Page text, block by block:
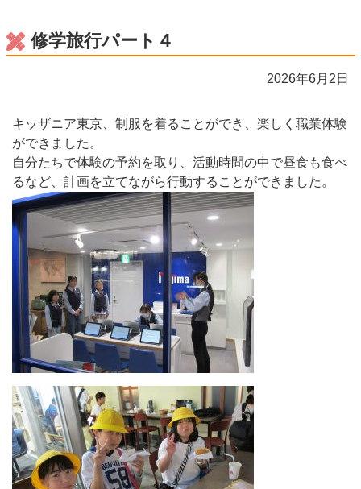
修学旅行パート４
2026年6月2日
キッザニア東京、制服を着ることができ、楽しく職業体験
ができました。
自分たちで体験の予約を取り、活動時間の中で昼食も食べ
るなど、計画を立てながら行動することができました。